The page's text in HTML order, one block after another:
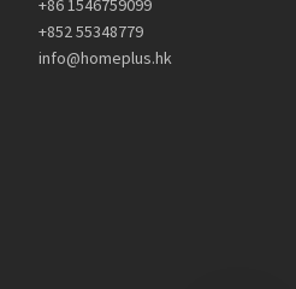
+86 1546759099
+852 55348779
info@homeplus.hk